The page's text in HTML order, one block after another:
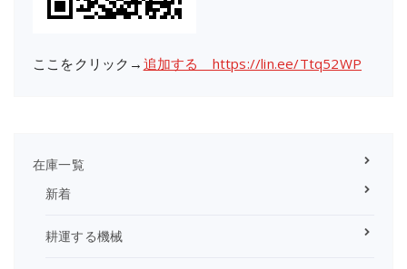
ここをクリック→ 追加する https://lin.ee/Ttq52WP
在庫一覧
新着
耕運する機械